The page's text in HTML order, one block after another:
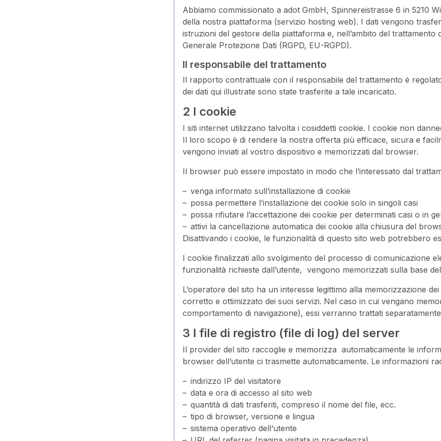
Abbiamo commissionato a adot GmbH, Spinnereistrasse 6 in 5210
della nostra piattaforma (servizio hosting web). I dati vengono
istruzioni del gestore della piattaforma e, nell’ambito del
Generale Protezione Dati (RGPD, EU-RGPD).
Il responsabile del trattamento
Il rapporto contrattuale con il responsabile del trattamento è
dei dati qui illustrate sono state trasferite a tale incaricato.
2 I cookie
I siti internet utilizzano talvolta i cosiddetti cookie. I cookie non
Il loro scopo è di rendere la nostra offerta più efficace, sicura e
vengono inviati al vostro dispositivo e memorizzati dal browser.
Il browser può essere impostato in modo che l’interessato dal
venga informato sull’installazione di cookie
possa permettere l’installazione dei cookie solo in singoli casi
possa rifiutare l’accettazione dei cookie per determinati casi o in
attivi la cancellazione automatica dei cookie alla chiusura del
Disattivando i cookie, le funzionalità di questo sito web potrebbero
I cookie finalizzati allo svolgimento del processo di comunicazione
funzionalità richieste dall’utente, vengono memorizzati sulla base
L’operatore del sito ha un interesse legittimo alla memorizzazione
corretto e ottimizzato dei suoi servizi. Nel caso in cui vengano
comportamento di navigazione), essi verranno trattati
3 I file di registro (file di log) del server
Il provider del sito raccoglie e memorizza automaticamente le
browser dell’utente ci trasmette automaticamente. Le informazioni
indirizzo IP del visitatore
data e ora di accesso al sito web
quantità di dati trasferiti, compreso il nome del file, ecc.
tipo di browser, versione e lingua
sistema operativo dell‘utente